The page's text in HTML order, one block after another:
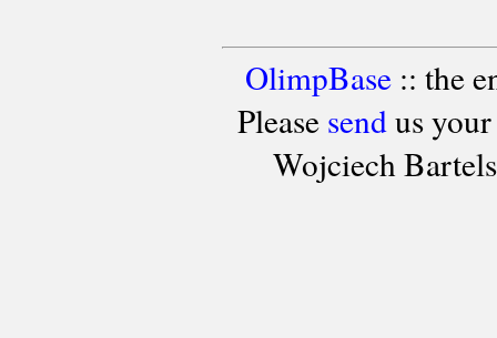
OlimpBase:: the
Please sendus your
Wojciech